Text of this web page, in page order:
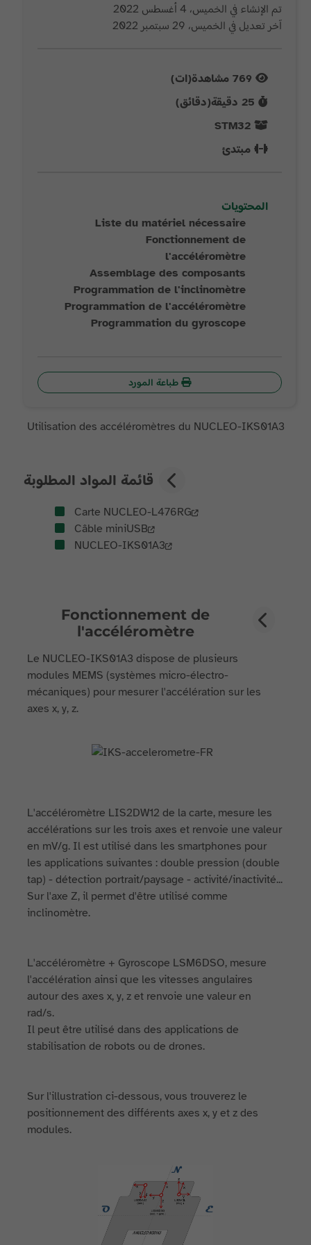
تم الإنشاء في الخميس، 4 أغسطس 2022
آخر تعديل في الخميس، 29 سبتمبر 2022
769 مشاهدة(ات)
25 دقيقة(دقائق)
STM32
مبتدئ
المحتويات
Liste du matériel nécessaire
Fonctionnement de
l'accéléromètre
Assemblage des composants
Programmation de l'inclinomètre
Programmation de l'accéléromètre
Programmation du gyroscope
Utilisation des accéléromètres du NUCLEO-IKS01A3
قائمة المواد المطلوبة
Carte NUCLEO-L476RG
Câble miniUSB
NUCLEO-IKS01A3
Fonctionnement de
l'accéléromètre
Le NUCLEO-IKS01A3 dispose de plusieurs
modules MEMS ( systèmes micro-électro-
mécaniques) pour mesurer l'accélération sur les
axes x, y, z.
L'accéléromètre LIS2DW12 de la carte, mesure les
accélérations sur les trois axes et renvoie une valeur
en mV/g. Il est utilisé dans les smartphones pour
les applications suivantes : double pression (double
tap) - détection portrait/paysage - activité/inactivité...
Sur l'axe Z, il permet d'être utilisé comme
inclinomètre.
L'accéléromètre + Gyroscope LSM6DSO, mesure
l'accélération ainsi que les vitesses angulaires
autour des axes x, y, z et renvoie une valeur en
rad/s.
Il peut être utilisé dans des applications de
stabilisation de robots ou de drones.
Sur l'illustration ci-dessous, vous trouverez le
positionnement des différents axes x, y et z des
modules.